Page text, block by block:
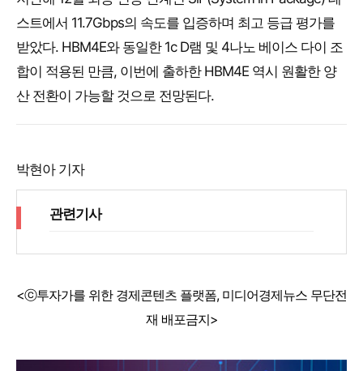
스트에서 11.7Gbps의 속도를 입증하며 최고 등급 평가를
받았다. HBM4E와 동일한 1c D램 및 4나노 베이스 다이 조
합이 적용된 만큼, 이번에 출하한 HBM4E 역시 원활한 양
산 전환이 가능할 것으로 전망된다.
박현아 기자
관련기사
<ⓒ투자가를 위한 경제콘텐츠 플랫폼, 미디어경제뉴스 무단전
재 배포금지>